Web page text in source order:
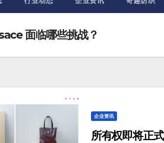
面临哪些挑战？
企业资讯
所有权即将正